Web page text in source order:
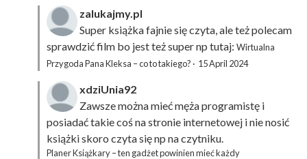
zalukajmy.pl
Super książka fajnie się czyta, ale też polecam
sprawdzić film bo jest też super np tutaj: Wirtualna
Przygoda Pana Kleksa – co to takiego? · 15 April 2024
xdziUnia92
Zawsze można mieć męża programistę i
posiadać takie coś na stronie internetowej i nie nosić
książki skoro czyta się np na czytniku.
Planer Książkary – ten gadżet powinien mieć każdy